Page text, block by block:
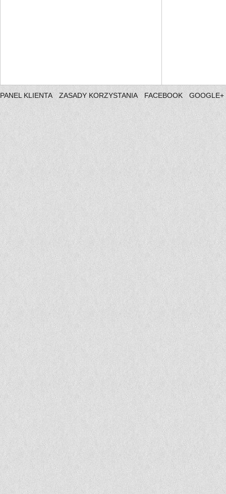
PANEL KLIENTA ZASADY KORZYSTANIA FACEBOOK GOOGLE+